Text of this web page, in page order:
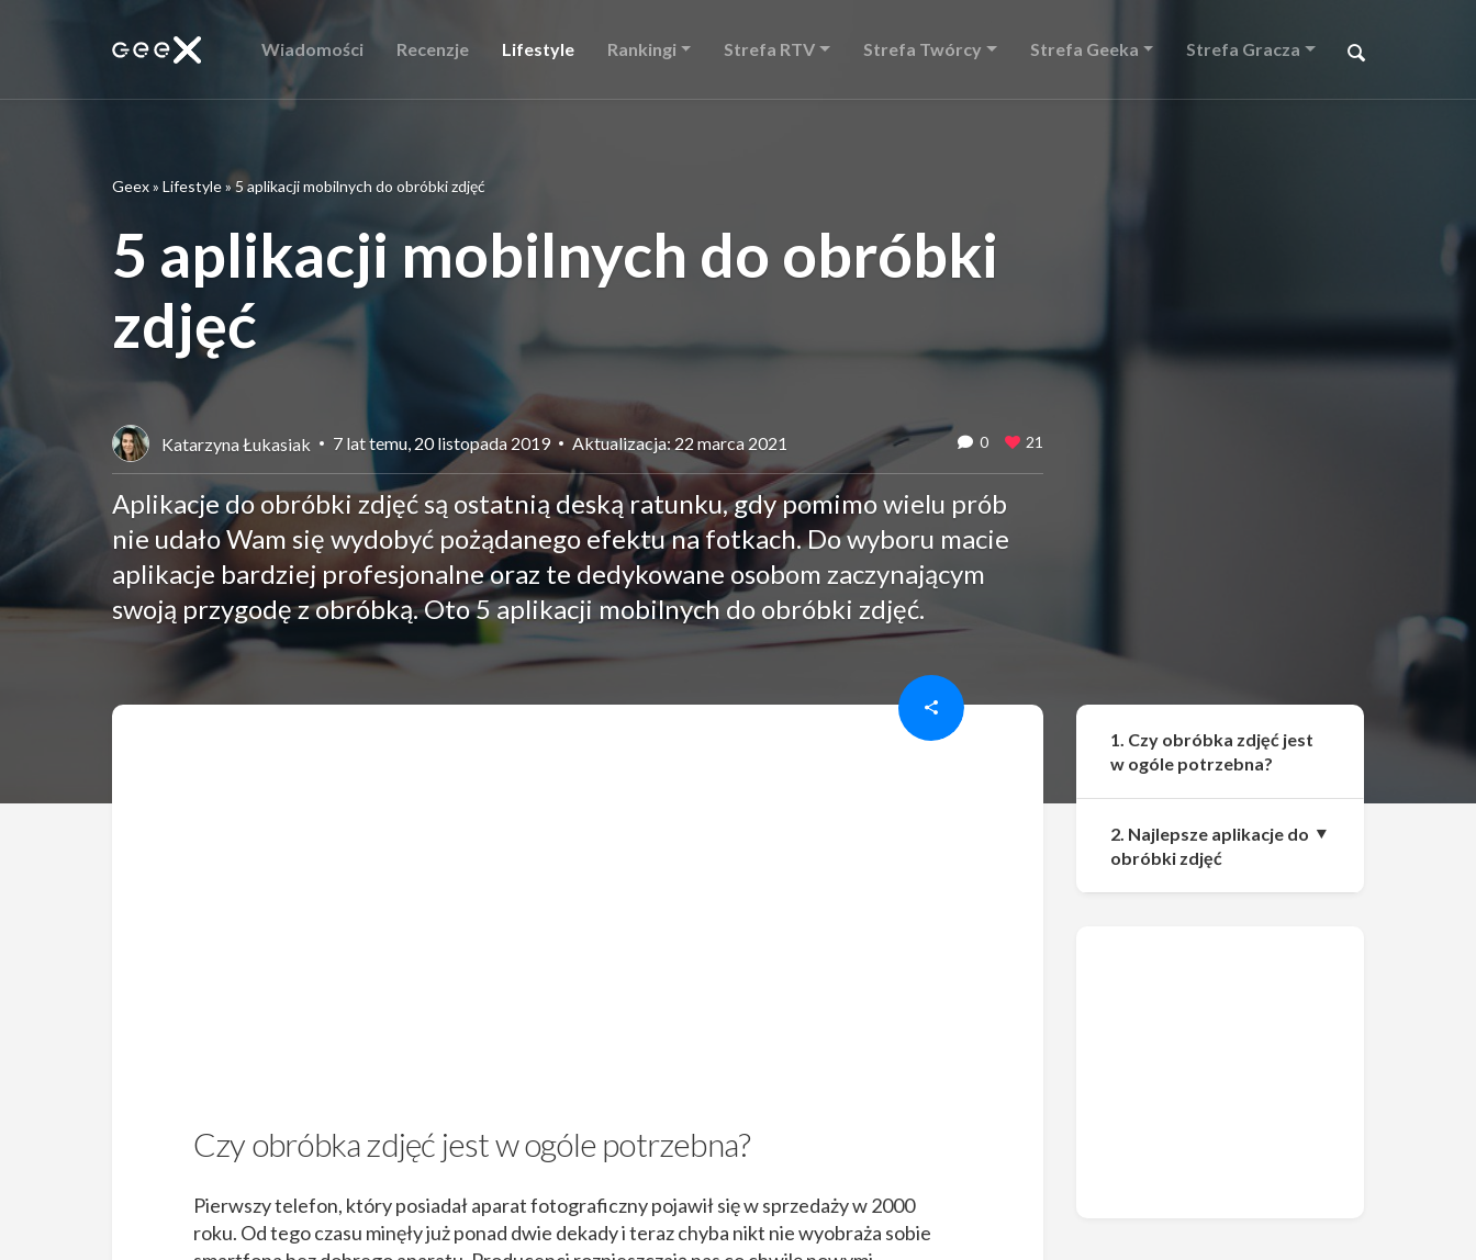
Wiadomości Recenzje Lifestyle Rankingi Strefa RTV Strefa Twórcy Strefa Geeka Strefa Gracza
Geex» Lifestyle»5 aplikacji mobilnych do obróbki zdjęć
5 aplikacji mobilnych do obróbki
zdjęć
Katarzyna Łukasiak 7 lat temu, 20 listopada 2019 Aktualizacja: 22 marca 2021 0 21
Aplikacje do obróbki zdjęć są ostatnią deską ratunku, gdy pomimo wielu prób
nie udało Wam się wydobyć pożądanego efektu na fotkach. Do wyboru macie
aplikacje bardziej profesjonalne oraz te dedykowane osobom zaczynającym
swoją przygodę z obróbką. Oto 5 aplikacji mobilnych do obróbki zdjęć.
Udostępnij
Czy obróbka zdjęć jest w ogóle potrzebna?
Pierwszy telefon, który posiadał aparat fotograficzny pojawił się w sprzedaży w 2000
roku. Od tego czasu minęły już ponad dwie dekady i teraz chyba nikt nie wyobraża sobie
1. Czy obróbka zdjęć jest
w ogóle potrzebna?
2. Najlepsze aplikacje do
obróbki zdjęć